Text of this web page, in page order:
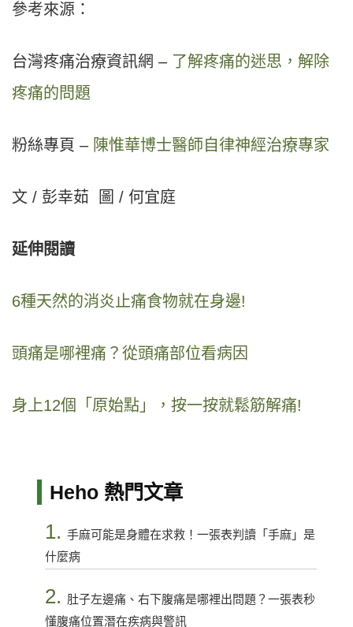
參考來源：
台灣疼痛治療資訊網 – 了解疼痛的迷思，解除
疼痛的問題
粉絲專頁 – 陳惟華博士醫師自律神經治療專家
文 / 彭幸茹 圖 / 何宜庭
延伸閱讀
6種天然的消炎止痛食物就在身邊!
頭痛是哪裡痛？從頭痛部位看病因
身上12個「原始點」，按一按就鬆筋解痛!
Heho 熱門文章
1. 手麻可能是身體在求救！一張表判讀「手麻」是
什麼病
2. 肚子左邊痛、右下腹痛是哪裡出問題？一張表秒
懂腹痛位置潛在疾病與警訊